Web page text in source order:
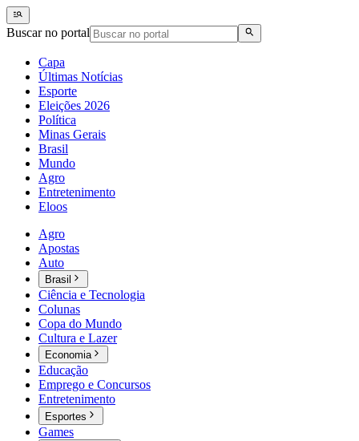
Buscar no portal
Capa
Últimas Notícias
Esporte
Eleições 2026
Política
Minas Gerais
Brasil
Mundo
Agro
Entretenimento
Eloos
Agro
Apostas
Auto
Brasil
Ciência e Tecnologia
Colunas
Copa do Mundo
Cultura e Lazer
Economia
Educação
Emprego e Concursos
Entretenimento
Esportes
Games